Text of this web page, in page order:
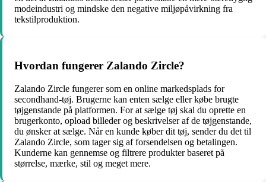
modeindustri og mindske den negative miljøpåvirkning fra
tekstilproduktion.
Hvordan fungerer Zalando Zircle?
Zalando Zircle fungerer som en online markedsplads for
secondhand-tøj. Brugerne kan enten sælge eller købe brugte
tøjgenstande på platformen. For at sælge tøj skal du oprette en
brugerkonto, opload billeder og beskrivelser af de tøjgenstande,
du ønsker at sælge. Når en kunde køber dit tøj, sender du det til
Zalando Zircle, som tager sig af forsendelsen og betalingen.
Kunderne kan gennemse og filtrere produkter baseret på
størrelse, mærke, stil og meget mere.